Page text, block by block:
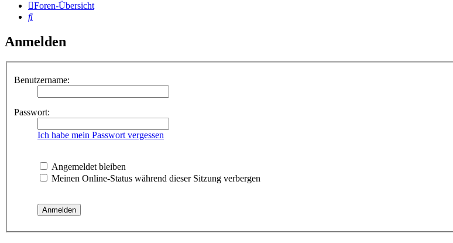
Foren-Übersicht
Suche
Anmelden
Benutzername:
Passwort:
Ich habe mein Passwort vergessen
Angemeldet bleiben
Meinen Online-Status während dieser Sitzung verbergen